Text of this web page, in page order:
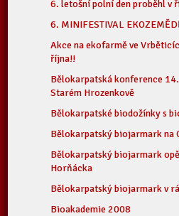
6. letošní polní den proběhl v
6. MINIFESTIVAL
Akce na ekofarmě ve
října!!
Bělokarpatská konference
Starém Hrozenkově
Bělokarpatské biodožínky s
Bělokarpatský biojarmark na
Bělokarpatský biojarmark
Horňácka
Bělokarpatský biojarmark v
Bioakademie 2008